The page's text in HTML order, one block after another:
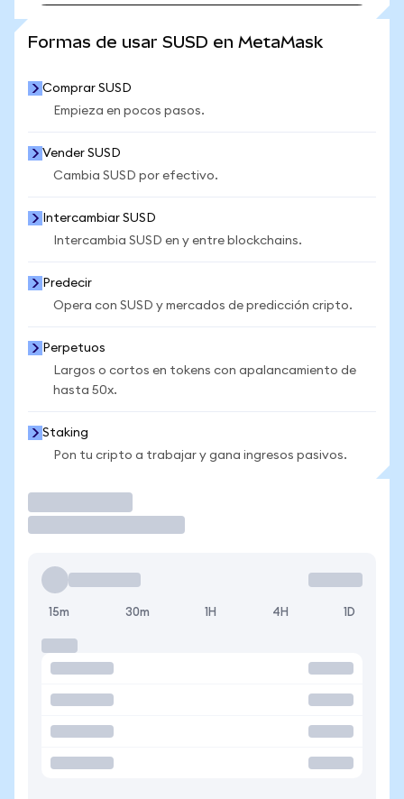
Formas de usar SUSD en MetaMask
Comprar SUSD
Empieza en pocos pasos.
Vender SUSD
Cambia SUSD por efectivo.
Intercambiar SUSD
Intercambia SUSD en y entre blockchains.
Predecir
Opera con SUSD y mercados de predicción cripto.
Perpetuos
Largos o cortos en tokens con apalancamiento de
hasta 50x.
Staking
Pon tu cripto a trabajar y gana ingresos pasivos.
15m 30m 1H 4H 1D